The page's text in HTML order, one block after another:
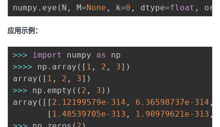
numpy . eye ( N , M=None , k=0 , dtype=float ,
应用示例：
>>> import numpy as
>>>> np . array ( [ 1 , 2 , 3] )
array ( [ 1 , 2 , 3] )
>>> np . empty ( ( 2 , 3 ) )
array ( [ [ 2.12199579e-314 , 6.36598737e-314 ,
[ 1.48539705e-313 , 1.90979621e-313 ,